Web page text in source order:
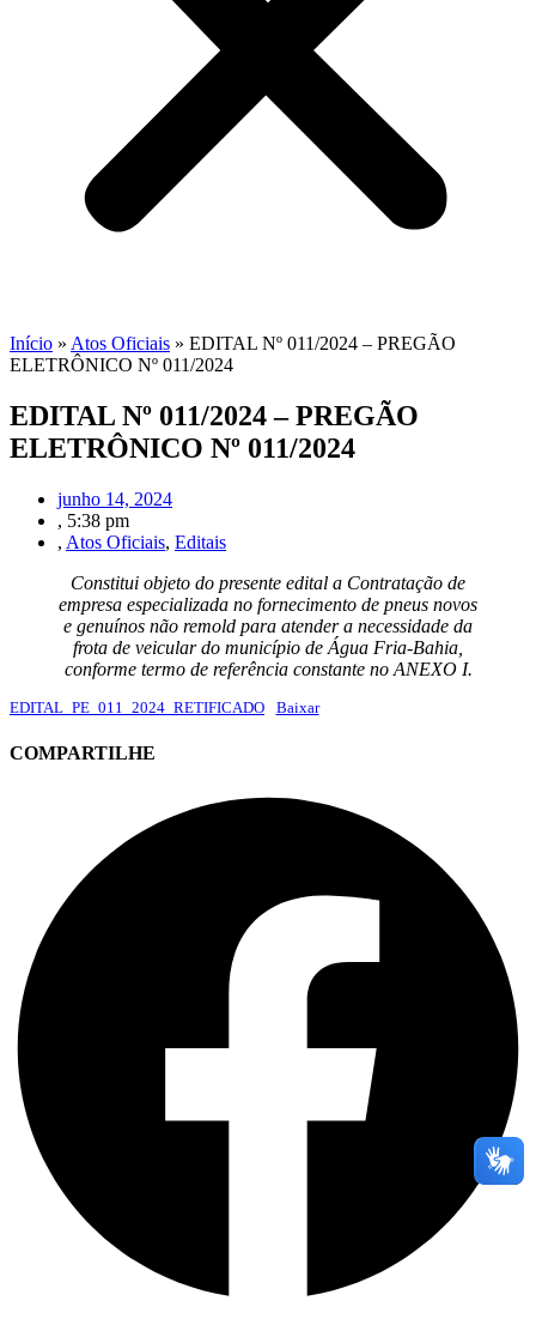
Início » Atos Oficiais » EDITAL Nº 011/2024 – PREGÃO
ELETRÔNICO Nº 011/2024
EDITAL Nº 011/2024 – PREGÃO
ELETRÔNICO Nº 011/2024
junho 14, 2024
, 5:38 pm
, Atos Oficiais, Editais
Constitui objeto do presente edital a Contratação de
empresa especializada no fornecimento de pneus novos
e genuínos não remold para atender a necessidade da
frota de veicular do município de Água Fria-Bahia,
conforme termo de referência constante no ANEXO I.
EDITAL_PE_011_2024_RETIFICADO Baixar
COMPARTILHE